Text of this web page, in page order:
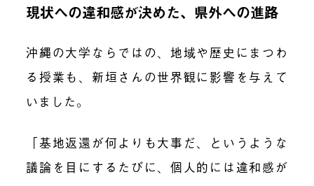
現状への違和感が決めた、県外への進路
沖縄の大学ならではの、地域や歴史にまつわ
る授業も、新垣さんの世界観に影響を与えて
いました。
「基地返還が何よりも大事だ、というような
議論を目にするたびに、個人的には違和感が